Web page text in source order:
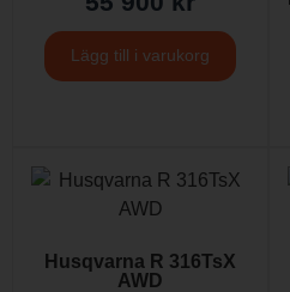
Lägg till i varukorg
Husqvarna R 316TsX
AWD